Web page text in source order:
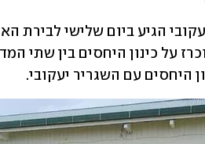
היחסים עם השגריר יעקובי.